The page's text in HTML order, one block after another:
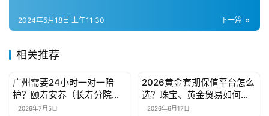
于
们
下一篇
2024年5月18日 上午11:30
相关推荐
新闻资讯
广州需要24小时一对一陪
护？颐寿安养（长寿分院）
这份照护指南请收好
2026年7月5日
新闻资讯
2026黄金套期保值平台怎么
选？珠宝、黄金贸易如何筛
选合规渠道
2026年6月17日